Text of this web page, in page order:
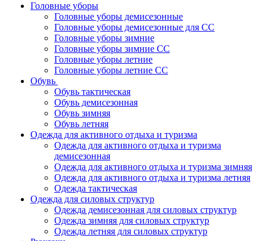
Головные уборы
Головные уборы демисезонные
Головные уборы демисезонные для СС
Головные уборы зимние
Головные уборы зимние СС
Головные уборы летние
Головные уборы летние СС
Обувь
Обувь тактическая
Обувь демисезонная
Обувь зимняя
Обувь летняя
Одежда для активного отдыха и туризма
Одежда для активного отдыха и туризма
демисезонная
Одежда для активного отдыха и туризма зимняя
Одежда для активного отдыха и туризма летняя
Одежда тактическая
Одежда для силовых структур
Одежда демисезонная для силовых структур
Одежда зимняя для силовых структур
Одежда летняя для силовых структур